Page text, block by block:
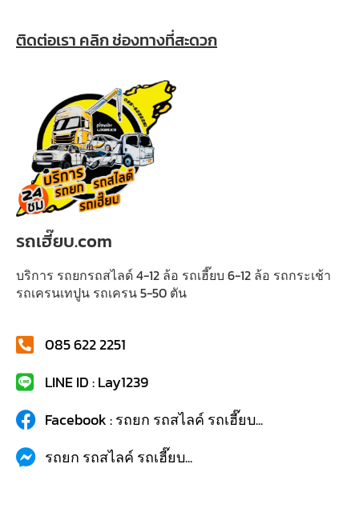
ติดต่อเรา คลิก ช่องทางที่สะดวก
รถเฮี๊ยบ.com
บริการ รถยกรถสไลด์ 4-12 ล้อ รถเฮี๊ยบ 6-12 ล้อ รถกระเช้า
รถเครนเทปูน รถเครน 5-50 ตัน
085 622 2251
LINE ID : Lay1239
Facebook : รถยก รถสไลค์ รถเฮี๊ยบ...
รถยก รถสไลค์ รถเฮี๊ยบ...